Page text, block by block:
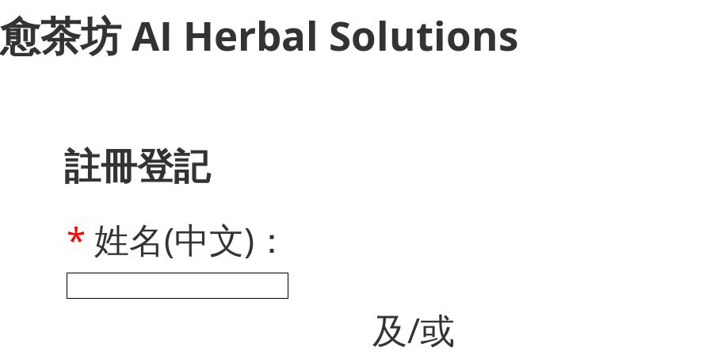
​愈茶坊 AI Herbal Solutions
註冊登記
* 姓名(中文)：
及/或